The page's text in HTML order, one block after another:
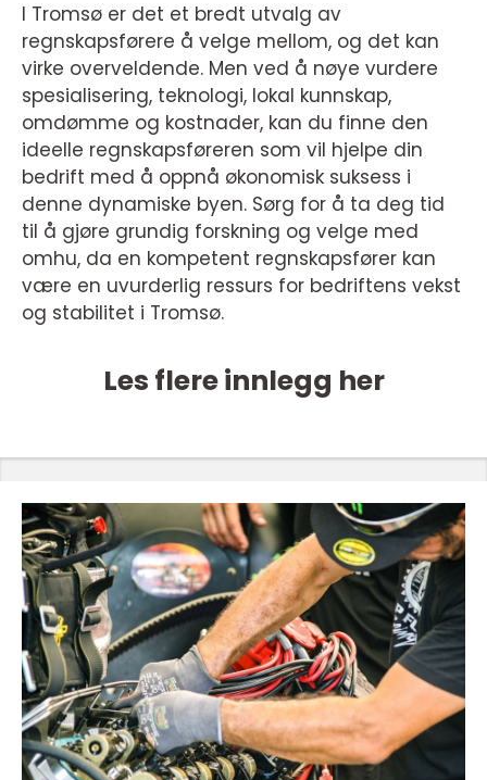
I Tromsø er det et bredt utvalg av
regnskapsførere å velge mellom, og det kan
virke overveldende. Men ved å nøye vurdere
spesialisering, teknologi, lokal kunnskap,
omdømme og kostnader, kan du finne den
ideelle regnskapsføreren som vil hjelpe din
bedrift med å oppnå økonomisk suksess i
denne dynamiske byen. Sørg for å ta deg tid
til å gjøre grundig forskning og velge med
omhu, da en kompetent regnskapsfører kan
være en uvurderlig ressurs for bedriftens vekst
og stabilitet i Tromsø.
Les flere innlegg her